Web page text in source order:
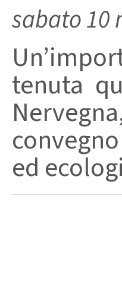
sabato 10
tenuta
ed